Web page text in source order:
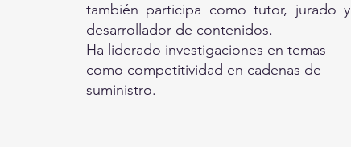
también participa como tutor, jurado y
desarrollador de contenidos.
Ha liderado investigaciones en temas
como competitividad en cadenas de
suministro.